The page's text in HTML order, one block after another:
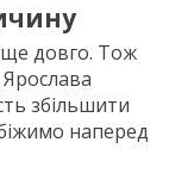
ще довго. Тож
Ярослава
збільшити
наперед